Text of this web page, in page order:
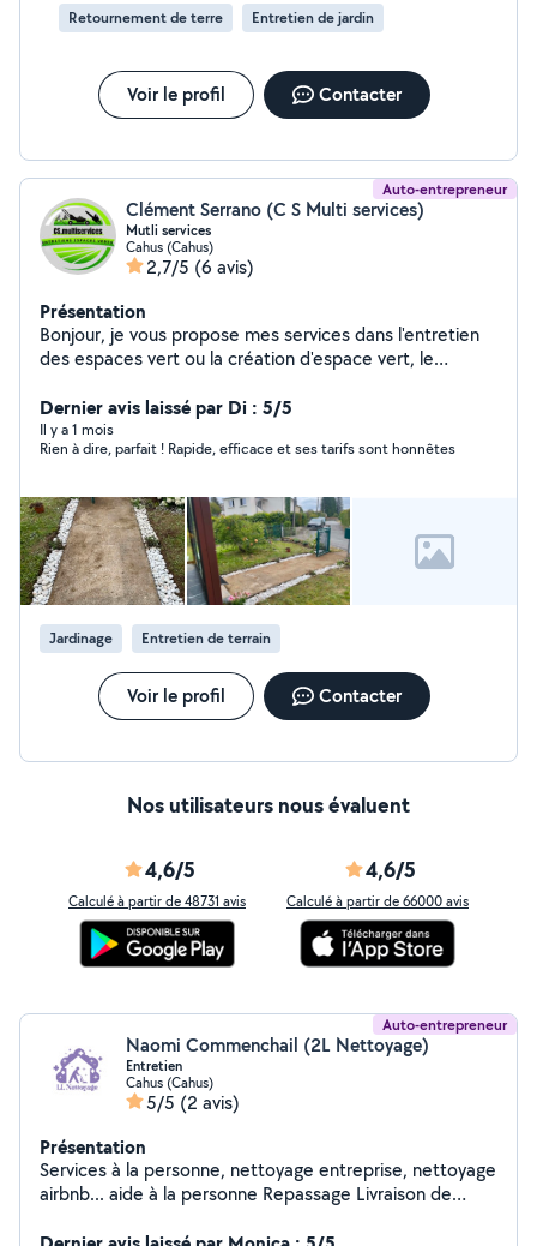
plomberie. Disponible principalement les week-ends.
Travail soigné, ponctuel et motivé n'hésitez pas à me
Retournement de terre Entretien de jardin
Voir le profil Contacter
Auto-entrepreneur
Clément Serrano (C S Multi services)
Mutli services
Cahus (Cahus)
2,7/5 (6 avis)
Présentation
Bonjour, je vous propose mes services dans l'entretien
des espaces vert ou la création d'espace vert, le
contacter pour un devis.
Dernier avis laissé par Di : 5/5
Il y a 1 mois
Rien à dire, parfait ! Rapide, efficace et ses tarifs sont honnêtes
Jardinage Entretien de terrain
Voir le profil Contacter
Nos utilisateurs nous évaluent
4,6/5
Calculé à partir de 48731 avis
4,6/5
Calculé à partir de 66000 avis
Auto-entrepreneur
Naomi Commenchail (2L Nettoyage)
Entretien
Cahus (Cahus)
5/5 (2 avis)
Présentation
Services à la personne, nettoyage entreprise, nettoyage
airbnb... aide à la personne Repassage Livraison de